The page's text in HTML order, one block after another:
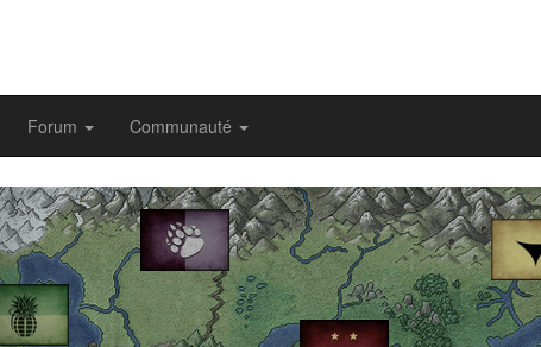
Forum Communauté
Previous